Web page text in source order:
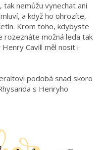
, tak nemůžu vynechat ani
a když ho ohrozíte,
Krom toho, kdybyste
rozeznáte možná leda tak
Cavill měl nosit i
podobá snad skoro
s Henryho